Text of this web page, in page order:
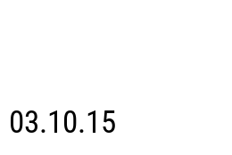
03.10.15